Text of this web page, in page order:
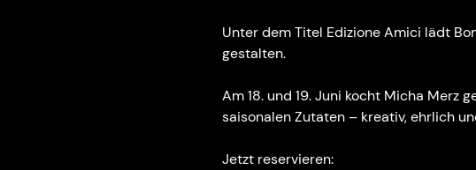
Unter dem Titel Edizione Amici lädt
gestalten.
Am 18. und 19. Juni kocht Micha
saisonalen Zutaten – kreativ, ehrlich
Jetzt reservieren: